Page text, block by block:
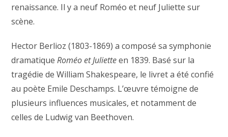
renaissance. Il y a neuf Roméo et neuf Juliette sur
scène.
Hector Berlioz (1803-1869) a composé sa symphonie
dramatiqueRoméo et Julietteen 1839. Basé sur la
tragédie de William Shakespeare, le livret a été confié
au poète Emile Deschamps. L’œuvre témoigne de
plusieurs influences musicales, et notamment de
celles de Ludwig van Beethoven.